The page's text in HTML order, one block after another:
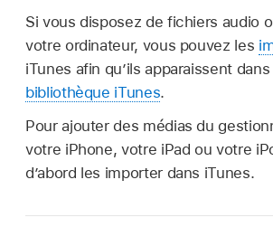
Si vous disposez de fichiers audio
votre ordinateur, vous pouvez les
iTunes afin qu’ils apparaissent
bibliothèque iTunes.
Pour ajouter des médias du
votre iPhone, votre iPad ou votre
d’abord les importer dans iTunes.